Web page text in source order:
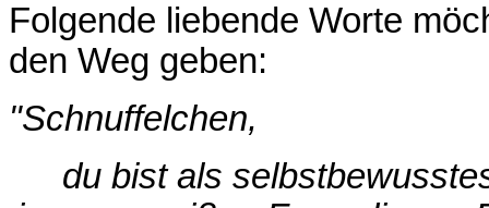
Folgende liebende Worte
den Weg geben:
"Schnuffelchen,
du bist als